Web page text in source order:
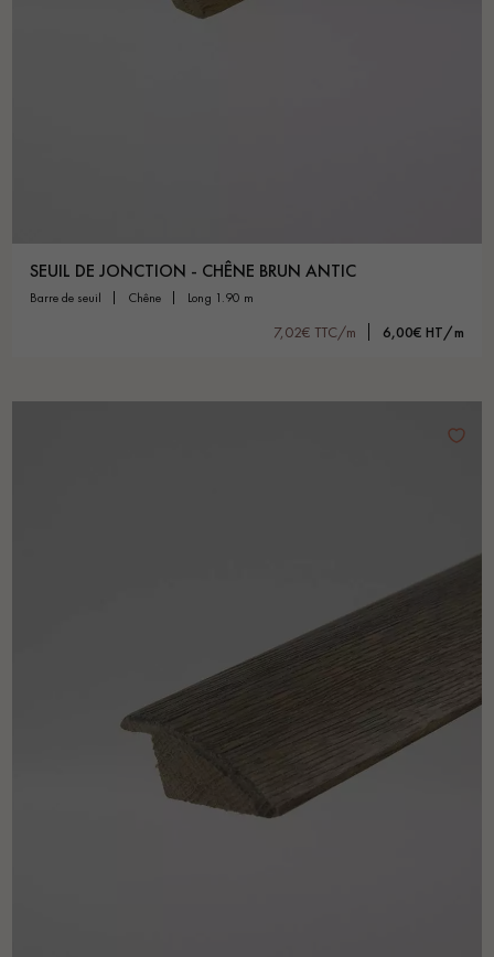
SEUIL DE JONCTION - CHÊNE BRUN ANTIC
barre de seuil chêne long 1.90 m
7,02€ TTC/m 6,00€ HT/m